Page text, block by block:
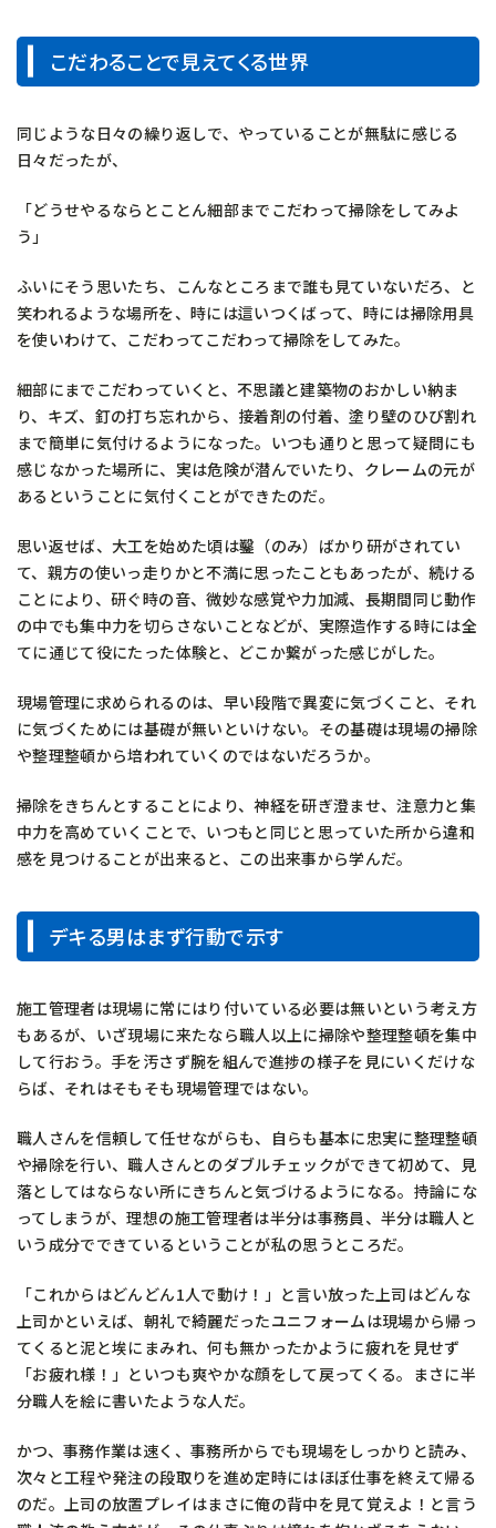
こだわることで見えてくる世界
同じような日々の繰り返しで、やっていることが無駄に感じる
日々だったが、
「どうせやるならとことん細部までこだわって掃除をしてみよ
う」
ふいにそう思いたち、こんなところまで誰も見ていないだろ、と
笑われるような場所を、時には這いつくばって、時には掃除用具
を使いわけて、こだわってこだわって掃除をしてみた。
細部にまでこだわっていくと、不思議と建築物のおかしい納ま
り、キズ、釘の打ち忘れから、接着剤の付着、塗り壁のひび割れ
まで簡単に気付けるようになった。いつも通りと思って疑問にも
感じなかった場所に、実は危険が潜んでいたり、クレームの元が
あるということに気付くことができたのだ。
思い返せば、大工を始めた頃は鑿（のみ）ばかり研がされてい
て、親方の使いっ走りかと不満に思ったこともあったが、続ける
ことにより、研ぐ時の音、微妙な感覚や力加減、長期間同じ動作
の中でも集中力を切らさないことなどが、実際造作する時には全
てに通じて役にたった体験と、どこか繋がった感じがした。
現場管理に求められるのは、早い段階で異変に気づくこと、それ
に気づくためには基礎が無いといけない。その基礎は現場の掃除
や整理整頓から培われていくのではないだろうか。
掃除をきちんとすることにより、神経を研ぎ澄ませ、注意力と集
中力を高めていくことで、いつもと同じと思っていた所から違和
感を見つけることが出来ると、この出来事から学んだ。
デキる男はまず行動で示す
施工管理者は現場に常にはり付いている必要は無いという考え方
もあるが、いざ現場に来たなら職人以上に掃除や整理整頓を集中
して行おう。手を汚さず腕を組んで進捗の様子を見にいくだけな
らば、それはそもそも現場管理ではない。
職人さんを信頼して任せながらも、自らも基本に忠実に整理整頓
や掃除を行い、職人さんとのダブルチェックができて初めて、見
落としてはならない所にきちんと気づけるようになる。持論にな
ってしまうが、理想の施工管理者は半分は事務員、半分は職人と
いう成分でできているということが私の思うところだ。
「これからはどんどん1人で動け！」と言い放った上司はどんな
上司かといえば、朝礼で綺麗だったユニフォームは現場から帰っ
てくると泥と埃にまみれ、何も無かったかように疲れを見せず
「お疲れ様！」といつも爽やかな顔をして戻ってくる。まさに半
分職人を絵に書いたような人だ。
かつ、事務作業は速く、事務所からでも現場をしっかりと読み、
次々と工程や発注の段取りを進め定時にはほぼ仕事を終えて帰る
のだ。上司の放置プレイはまさに俺の背中を見て覚えよ！と言う